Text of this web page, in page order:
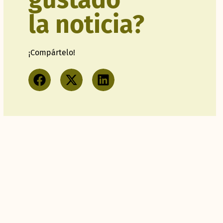
la noticia?
¡Compártelo!